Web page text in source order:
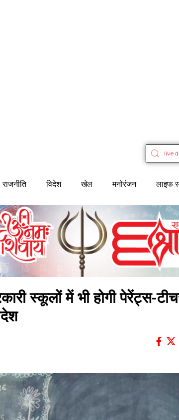
राजनीति विदेश खेल मनोरंजन लाइफ
स्कूलों में भी होगी पेरेंट्स-